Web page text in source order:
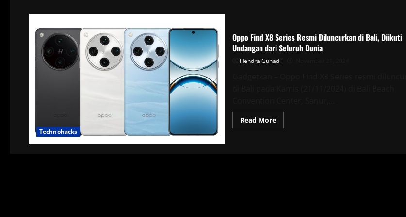
Technohacks
Oppo Find X8 Series Resmi Diluncurkan di Bali, Diikuti
Undangan dari Seluruh Dunia
Hendra Gunadi
Read MoreRead
more